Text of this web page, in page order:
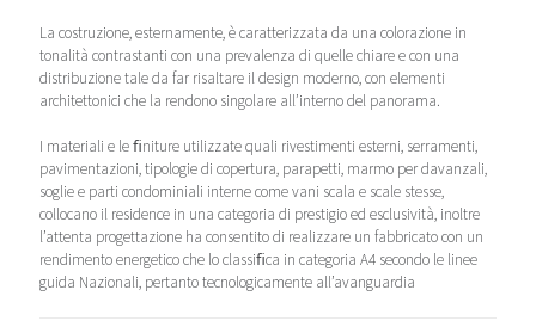
La costruzione, esternamente, è caratterizzata da una colorazione in
tonalità contrastanti con una prevalenza di quelle chiare e con una
distribuzione tale da far risaltare il design moderno, con elementi
architettonici che la rendono singolare all’interno del panorama.
I materiali e le ﬁniture utilizzate quali rivestimenti esterni, serramenti,
pavimentazioni, tipologie di copertura, parapetti, marmo per davanzali,
soglie e parti condominiali interne come vani scala e scale stesse,
collocano il residence in una categoria di prestigio ed esclusività, inoltre
l’attenta progettazione ha consentito di realizzare un fabbricato con un
rendimento energetico che lo classiﬁca in categoria A4 secondo le linee
guida Nazionali, pertanto tecnologicamente all’avanguardia